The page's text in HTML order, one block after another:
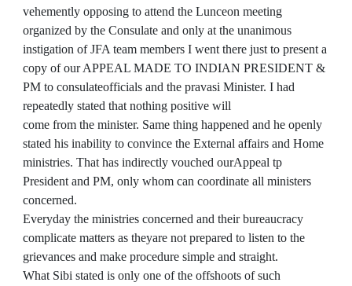
vehemently opposing to attend the Lunceon meeting
organized by the Consulate and only at the unanimous
instigation of JFA team members I went there just to present a
copy of our APPEAL MADE TO INDIAN PRESIDENT &
PM to consulateofficials and the pravasi Minister. I had
repeatedly stated that nothing positive will
come from the minister. Same thing happened and he openly
stated his inability to convince the External affairs and Home
ministries. That has indirectly vouched ourAppeal tp
President and PM, only whom can coordinate all ministers
concerned.
Everyday the ministries concerned and their bureaucracy
complicate matters as theyare not prepared to listen to the
grievances and make procedure simple and straight.
What Sibi stated is only one of the offshoots of such